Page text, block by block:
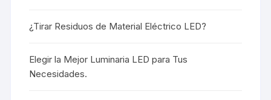
¿Tirar Residuos de Material Eléctrico LED?
Elegir la Mejor Luminaria LED para Tus
Necesidades.